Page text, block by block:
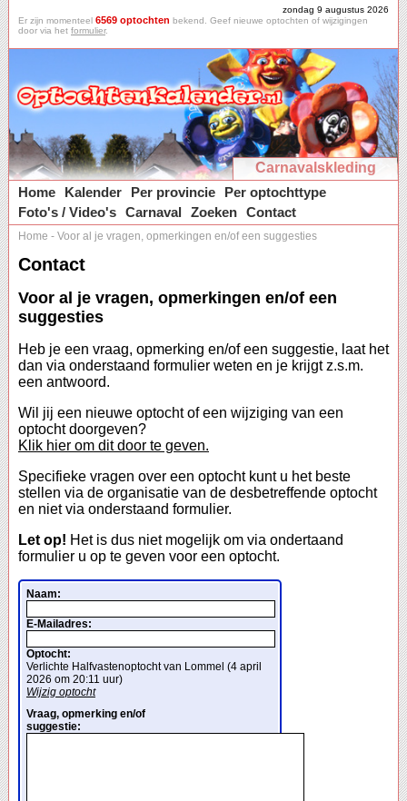
zondag 9 augustus 2026
Er zijn momenteel 6569 optochten bekend. Geef nieuwe optochten of wijzigingen
door via het formulier.
Carnavalskleding
Home
Kalender Per provincie
Per optochttype
Foto's / Video's Carnaval Zoeken Contact
Home - Voor al je vragen, opmerkingen en/of een suggesties
Contact
Voor al je vragen, opmerkingen en/of een
suggesties
Heb je een vraag, opmerking en/of een suggestie, laat het
dan via onderstaand formulier weten en je krijgt z.s.m.
een antwoord.
Wil jij een nieuwe optocht of een wijziging van een
optocht doorgeven?
Klik hier om dit door te geven.
Specifieke vragen over een optocht kunt u het beste
stellen via de organisatie van de desbetreffende optocht
en niet via onderstaand formulier.
Let op! Het is dus niet mogelijk om via ondertaand
formulier u op te geven voor een optocht.
Naam:
E-Mailadres:
Optocht:
Verlichte Halfvastenoptocht van Lommel (4 april
2026 om 20:11 uur)
Wijzig optocht
Vraag, opmerking en/of
suggestie: